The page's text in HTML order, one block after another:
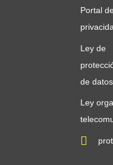
Portal de
Ley de
de datos
Ley